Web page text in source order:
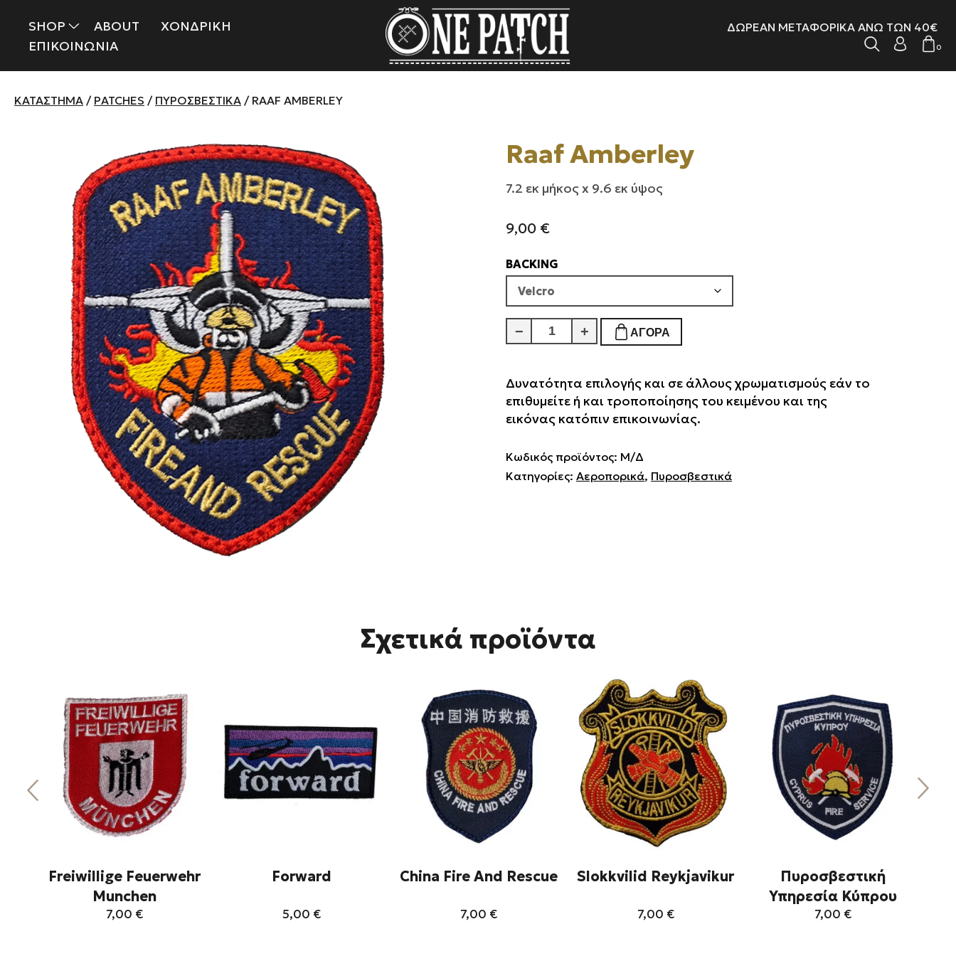
SHOP ABOUT
ΧΟΝΔΡΙΚΗ
ΕΠΙΚΟΙΝΩΝΙΑ
ΔΩΡΕΑΝ ΜΕΤΑΦΟΡΙΚΑ ΑΝΩ ΤΩΝ 40€
0
ΚΑΤΆΣΤΗΜΑ / PATCHES / ΠΥΡΟΣΒΕΣΤΙΚΆ / RAAF AMBERLEY
Raaf Amberley
7.2 εκ μήκος x 9.6 εκ ύψος
9,00 €
BACKING
−
Raaf
Amberley
+ ΑΓΟΡΆ
Δυνατότητα επιλογής και σε άλλους χρωματισμούς εάν το
επιθυμείτε ή και τροποποίησης του κειμένου και της
εικόνας κατόπιν επικοινωνίας.
Κωδικός προϊόντος: Μ/Δ
Κατηγορίες:Αεροπορικά, Πυροσβεστικά
Σχετικά προϊόντα
Freiwillige Feuerwehr
Munchen
7,00 €
Forward
5,00 €
China Fire And Rescue
7,00 €
Slokkvilid Reykjavikur
7,00 €
Πυροσβεστική
Υπηρεσία Κύπρου
7,00 €